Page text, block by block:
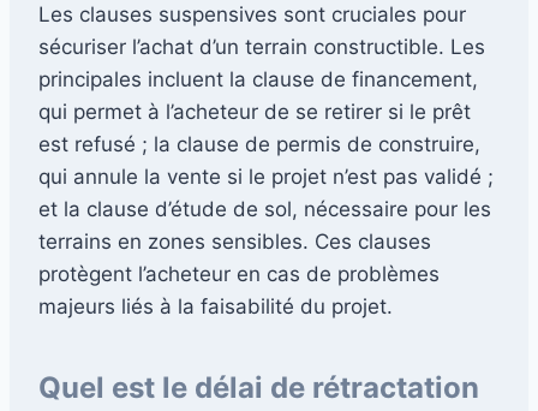
Les clauses suspensives sont cruciales pour
sécuriser l’achat d’un terrain constructible. Les
principales incluent la clause de financement,
qui permet à l’acheteur de se retirer si le prêt
est refusé ; la clause de permis de construire,
qui annule la vente si le projet n’est pas validé ;
et la clause d’étude de sol, nécessaire pour les
terrains en zones sensibles. Ces clauses
protègent l’acheteur en cas de problèmes
majeurs liés à la faisabilité du projet.
Quel est le délai de rétractation